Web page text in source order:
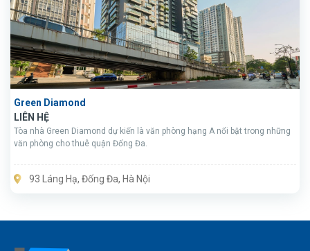
Green Diamond
LIÊN HỆ
Tòa nhà Green Diamond dự kiến là văn phòng hạng A nổi bật trong những
văn phòng cho thuê quận Đống Đa.
93 Láng Hạ, Đống Đa, Hà Nội